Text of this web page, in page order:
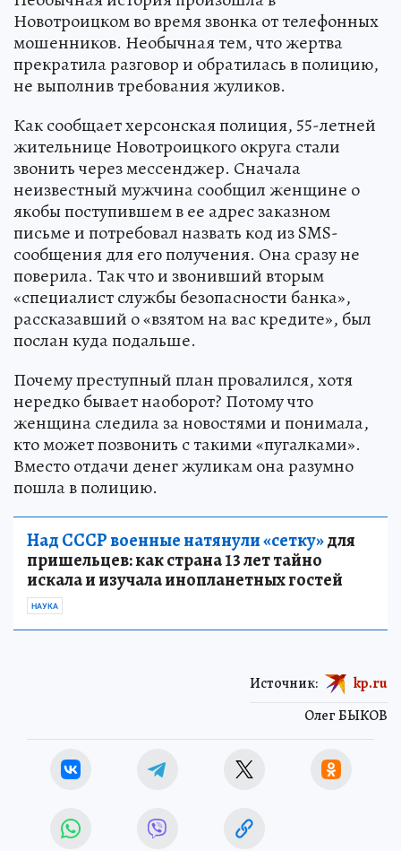
Новотроицком во время звонка от телефонных
мошенников. Необычная тем, что жертва
прекратила разговор и обратилась в полицию,
не выполнив требования жуликов.
Как сообщает херсонская полиция, 55-летней
жительнице Новотроицкого округа стали
звонить через мессенджер. Сначала
неизвестный мужчина сообщил женщине о
якобы поступившем в ее адрес заказном
письме и потребовал назвать код из SMS-
сообщения для его получения. Она сразу не
поверила. Так что и звонивший вторым
«специалист службы безопасности банка»,
рассказавший о «взятом на вас кредите», был
послан куда подальше.
Почему преступный план провалился, хотя
нередко бывает наоборот? Потому что
женщина следила за новостями и понимала,
кто может позвонить с такими «пугалками».
Вместо отдачи денег жуликам она разумно
пошла в полицию.
Над СССР военные натянули «сетку»для
пришельцев: как страна 13 лет тайно
искала и изучала инопланетных гостей
НАУКА
Олег БЫКОВ
Источник: kp.ru